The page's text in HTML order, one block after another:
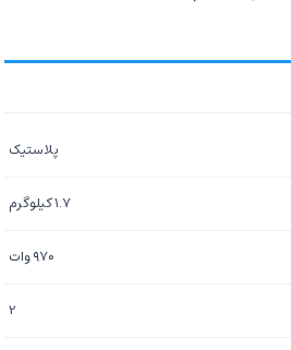
پلاستیک
۱.۷ کیلوگرم
۹۷۰ وات
2